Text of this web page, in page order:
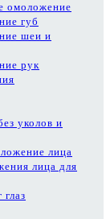
омоложение
губ
шеи и
рук
уколов и
лица
лица для